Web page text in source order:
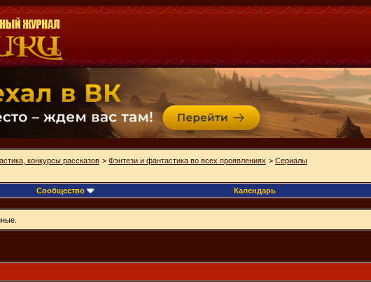
конкурсы рассказов > Фэнтези и фантастика во всех проявлениях > Сериалы
Сообщество Календарь